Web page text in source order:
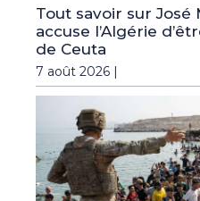
Tout savoir sur José
accuse l’Algérie
de Ceuta
7 août 2026 |